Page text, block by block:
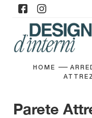
HOME
Parete